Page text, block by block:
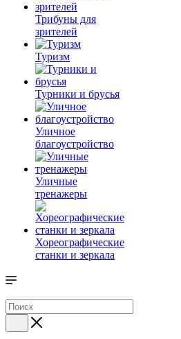
Трибуны для
зрителей
Туризм
Турники и брусья
Уличное
благоустройство
Уличные
тренажеры
Хореографические
станки и зеркала